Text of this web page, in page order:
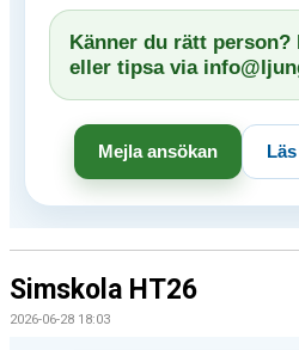
Känner du rätt person?
eller tipsa via
Mejla ansökan
Simskola HT26
2026-06-28 18:03